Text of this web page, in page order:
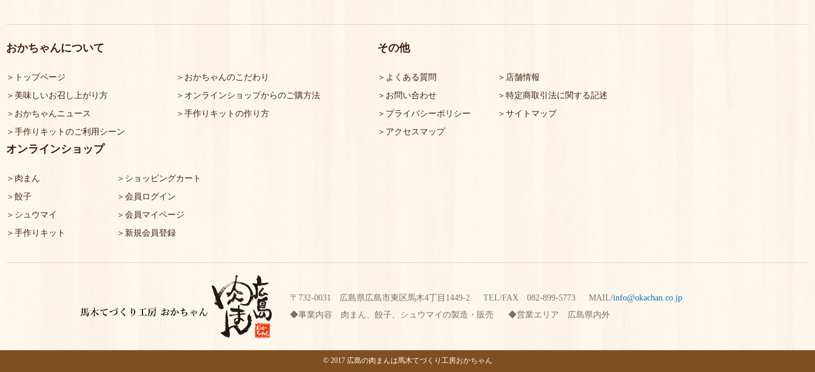
おかちゃんについて
トップページ
美味しいお召し上がり方
おかちゃんニュース
手作りキットのご利用シーン
おかちゃんのこだわり
オンラインショップからのご購方法
手作りキットの作り方
その他
よくある質問
お問い合わせ
プライバシーポリシー
アクセスマップ
店舗情報
特定商取引法に関する記述
サイトマップ
オンラインショップ
肉まん
餃子
シュウマイ
手作りキット
ショッピングカート
会員ログイン
会員マイページ
新規会員登録
〒732-0031 広島県広島市東区馬木4丁目1449-2 TEL/FAX 082-899-5773 MAIL/info@okachan.co.jp
事業内容
肉まん、餃子、シュウマイの製造・販売 営業エリア 広島県内外
© 2017 広島の肉まんは馬木てづくり工房おかちゃん